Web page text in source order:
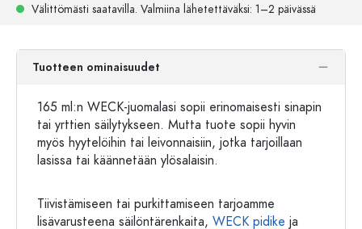
Välittömästi saatavilla. Valmiina lähetettäväksi: 1–2 päivässä
Tuotteen ominaisuudet
165 ml:n WECK-juomalasi sopii erinomaisesti sinapin
tai yrttien säilytykseen. Mutta tuote sopii hyvin
myös hyytelöihin tai leivonnaisiin, jotka tarjoillaan
lasissa tai käännetään ylösalaisin.
Tiivistämiseen tai purkittamiseen tarjoamme
lisävarusteena säilöntärenkaita, WECK pidike ja